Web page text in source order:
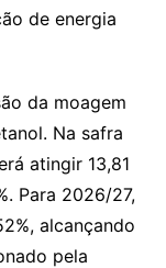
de energia
da moagem
Na safra
atingir 13,81
Para 2026/27,
alcançando
pela